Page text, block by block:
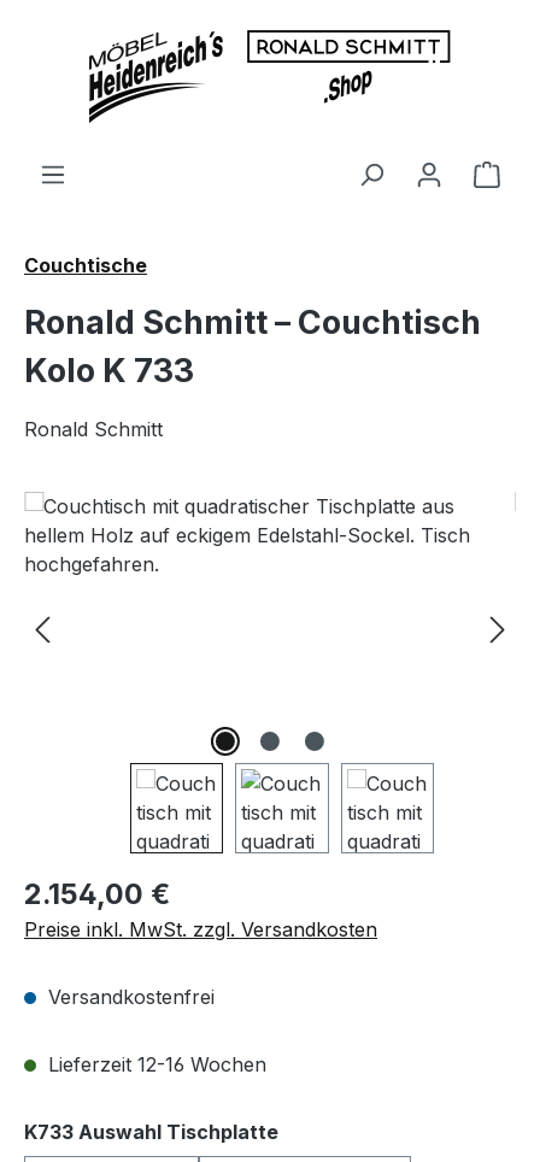
Zum Hauptinhalt springen
Couchtische
Ronald Schmitt – Couchtisch
Kolo K 733
Ronald Schmitt
Bildergalerie überspringen
Regulärer Preis:
2.154,00 €
Preise inkl. MwSt. zzgl. Versandkosten
Versandkostenfrei
Lieferzeit 12-16 Wochen
K733 Auswahl Tischplatteauswählen